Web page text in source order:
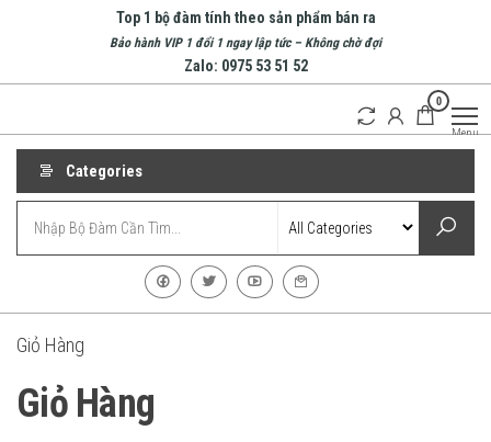
Top 1 bộ đàm tính theo sản phẩm bán ra
Bảo hành VIP 1 đổi 1 ngay lập tức – Không chờ đợi
Zalo: 0975 53 51 52
Đàm
Nha
Trang
Đàm
Cầm
đầu về
đàm
Nha
0
Menu
Categories
Giỏ Hàng
Giỏ Hàng